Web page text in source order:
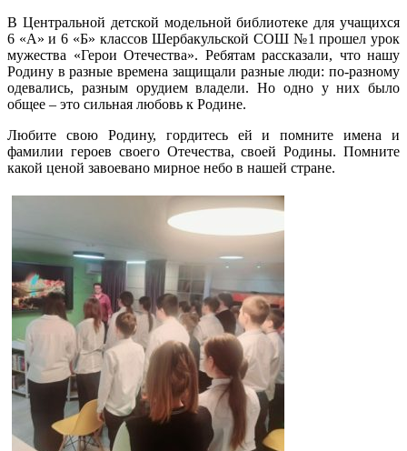
В Центральной детской модельной библиотеке для учащихся
6 «А» и 6 «Б» классов Шербакульской СОШ №1 прошел урок
мужества «Герои Отечества». Ребятам рассказали, что нашу
Родину в разные времена защищали разные люди: по-разному
одевались, разным орудием владели. Но одно у них было
общее – это сильная любовь к Родине.
Любите свою Родину, гордитесь ей и помните имена и
фамилии героев своего Отечества, своей Родины. Помните
какой ценой завоевано мирное небо в нашей стране.